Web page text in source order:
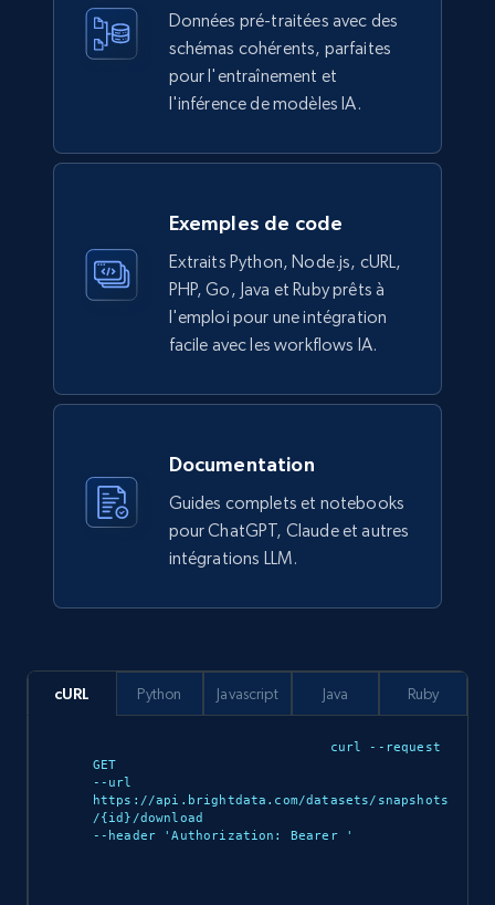
more.
Walmart sellers info
Seller id, URL, Catalog seller id, Seller name, Seller
display name, Seller email, Seller phone, Seller
about us, and more.
eCommerce
88+
Ozon.ru products
URL, Sku, Breadcrumbs, Name, Rating, Review
eCommerce
897+
Données pré-traitées avec des
schémas cohérents, parfaites
pour l'entraînement et
l'inférence de modèles IA.
Exemples de code
Extraits Python, Node.js, cURL,
PHP, Go, Java et Ruby prêts à
l'emploi pour une intégration
facile avec les workflows IA.
Documentation
Guides complets et notebooks
pour ChatGPT, Claude et autres
intégrations LLM.
cURL
curl --request
GET
--url
https://api.brightdata.com/datasets/snapshots
/{id}/download
--header 'Authorization: Bearer
'
Python Javascript Java Ruby